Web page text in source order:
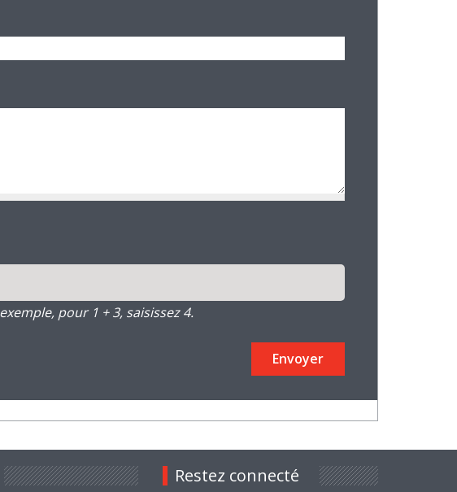
pour 1 + 3, saisissez 4.
Restez connecté